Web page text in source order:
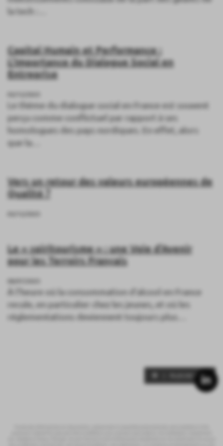
la tech :…
Capital Humain et Performance :
L'Importance du Dialogue Social en
Entreprise
Le thème du dialogue social en France est souvent
perçu comme conflictuel par rapport à ses
homologues des pays nordiques. En effet, alors
que la…
Vers un retour des valeurs européennes de
Qualité ?
Le « spiritourisme » : une Voie d’Avenir
pour les Terroirs Français
08/07/2025
À l’heure où la consommation d’alcool en France
recule, en particulier chez les jeunes, et où les
réglementations deviennent toujours plus…
PLUS DE NEWS